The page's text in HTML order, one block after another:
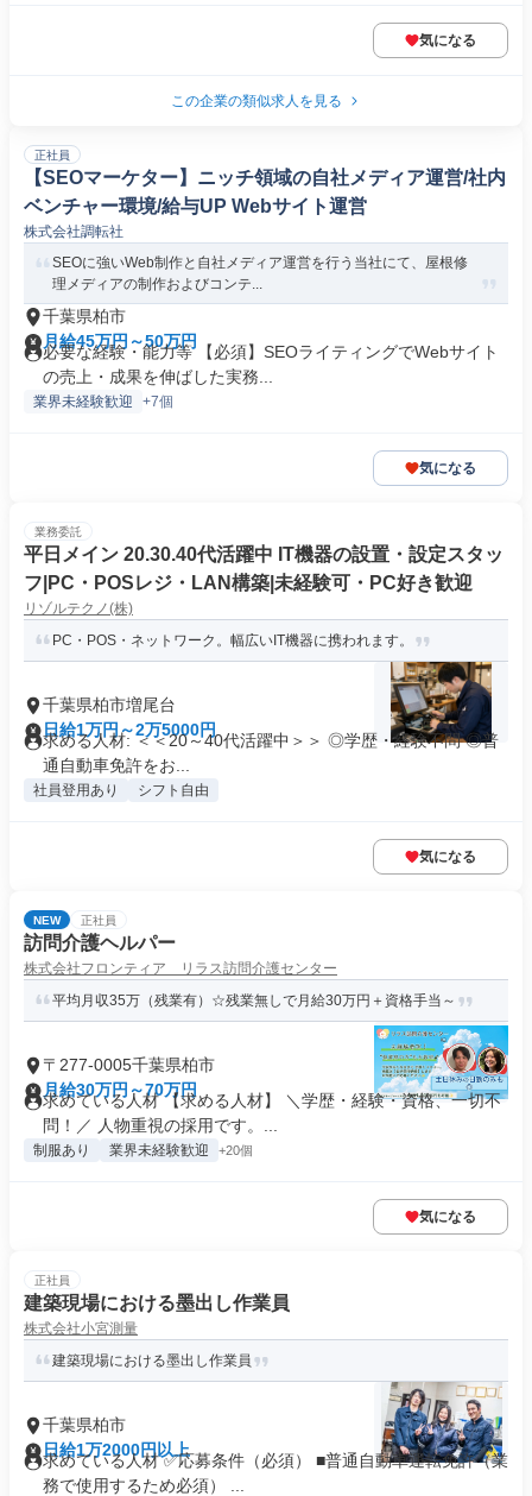
気になる
この企業の類似求人を見る
正社員
【SEOマーケター】ニッチ領域の自社メディア運営/社内
ベンチャー環境/給与UP Webサイト運営
株式会社調転社
SEOに強いWeb制作と自社メディア運営を行う当社にて、屋根修
理メディアの制作およびコンテ...
千葉県柏市
月給45万円～50万円
必要な経験・能力等 【必須】SEOライティングでWebサイト
の売上・成果を伸ばした実務...
業界未経験歓迎 +7個
気になる
業務委託
平日メイン 20.30.40代活躍中 IT機器の設置・設定スタッ
フ|PC・POSレジ・LAN構築|未経験可・PC好き歓迎
リゾルテクノ(株)
PC・POS・ネットワーク。幅広いIT機器に携われます。
千葉県柏市増尾台
日給1万円～2万5000円
求める人材: ＜＜20～40代活躍中＞＞ ◎学歴・経験不問 ◎普
通自動車免許をお...
社員登用あり シフト自由
気になる
NEW 正社員
訪問介護ヘルパー
株式会社フロンティア リラス訪問介護センター
平均月収35万（残業有）☆残業無しで月給30万円＋資格手当～
〒277-0005千葉県柏市
月給30万円～70万円
求めている人材 【求める人材】 ＼学歴・経験・資格、一切不
問！／ 人物重視の採用です。...
制服あり 業界未経験歓迎 +20個
気になる
正社員
建築現場における墨出し作業員
株式会社小宮測量
建築現場における墨出し作業員
千葉県柏市
日給1万2000円以上
求めている人材 ✅️応募条件（必須） ■普通自動車運転免許（業
務で使用するため必須） ...